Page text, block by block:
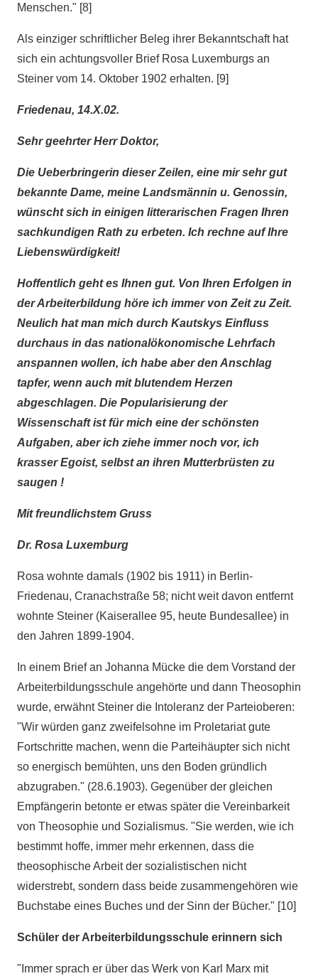
Menschen." [8]
Als einziger schriftlicher Beleg ihrer Bekanntschaft hat
sich ein achtungsvoller Brief Rosa Luxemburgs an
Steiner vom 14. Oktober 1902 erhalten. [9]
Friedenau, 14.X.02.
Sehr geehrter Herr Doktor,
Die Ueberbringerin dieser Zeilen, eine mir sehr gut
bekannte Dame, meine Landsmännin u. Genossin,
wünscht sich in einigen litterarischen Fragen Ihren
sachkundigen Rath zu erbeten. Ich rechne auf Ihre
Liebenswürdigkeit!
Hoffentlich geht es Ihnen gut. Von Ihren Erfolgen in
der Arbeiterbildung höre ich immer von Zeit zu Zeit.
Neulich hat man mich durch Kautskys Einfluss
durchaus in das nationalökonomische Lehrfach
anspannen wollen, ich habe aber den Anschlag
tapfer, wenn auch mit blutendem Herzen
abgeschlagen. Die Popularisierung der
Wissenschaft ist für mich eine der schönsten
Aufgaben, aber ich ziehe immer noch vor, ich
krasser Egoist, selbst an ihren Mutterbrüsten zu
saugen !
Mit freundlichstem Gruss
Dr. Rosa Luxemburg
Rosa wohnte damals (1902 bis 1911) in Berlin-
Friedenau, Cranachstraße 58; nicht weit davon entfernt
wohnte Steiner (Kaiserallee 95, heute Bundesallee) in
den Jahren 1899-1904.
In einem Brief an Johanna Mücke die dem Vorstand der
Arbeiterbildungsschule angehörte und dann Theosophin
wurde, erwähnt Steiner die Intoleranz der Parteioberen:
"Wir würden ganz zweifelsohne im Proletariat gute
Fortschritte machen, wenn die Parteihäupter sich nicht
so energisch bemühten, uns den Boden gründlich
abzugraben." (28.6.1903). Gegenüber der gleichen
Empfängerin betonte er etwas später die Vereinbarkeit
von Theosophie und Sozialismus. "Sie werden, wie ich
bestimmt hoffe, immer mehr erkennen, dass die
theosophische Arbeit der sozialistischen nicht
widerstrebt, sondern dass beide zusammengehören wie
Buchstabe eines Buches und der Sinn der Bücher." [10]
Schüler der Arbeiterbildungsschule erinnern sich
"Immer sprach er über das Werk von Karl Marx mit